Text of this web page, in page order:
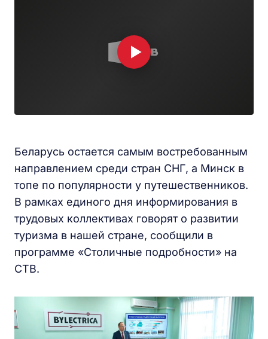
Беларусь остается самым востребованным
направлением среди стран СНГ, а Минск в
топе по популярности у путешественников.
В рамках единого дня информирования в
трудовых коллективах говорят о развитии
туризма в нашей стране, сообщили в
программе «Столичные подробности» на
СТВ.